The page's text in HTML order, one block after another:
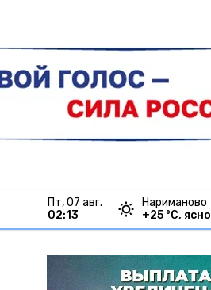
пт, 07 авг.
02:13
Нариманово
+25 °С, ясно